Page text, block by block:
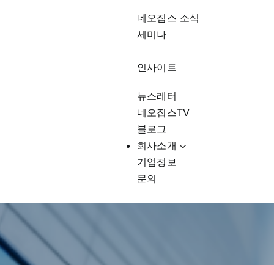
네오집스 소식
세미나
인사이트
뉴스레터
네오집스TV
블로그
회사소개
기업정보
문의